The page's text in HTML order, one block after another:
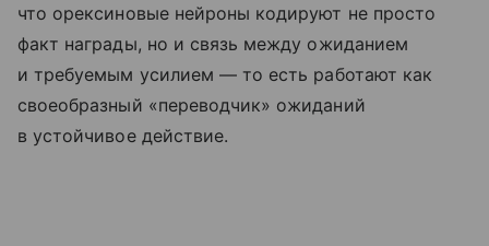
что орексиновые нейроны кодируют не просто
факт награды, но и связь между ожиданием
и требуемым усилием — то есть работают как
своеобразный «переводчик» ожиданий
в устойчивое действие.